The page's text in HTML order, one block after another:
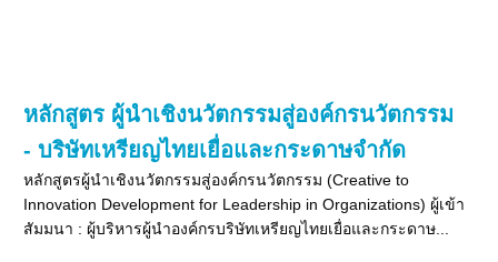
หลักสูตร ผู้นำเชิงนวัตกรรมสู่องค์กรนวัตกรรม
- บริษัทเหรียญไทยเยื่อและกระดาษจำกัด
หลักสูตรผู้นำเชิงนวัตกรรมสู่องค์กรนวัตกรรม (Creative to
Innovation Development for Leadership in Organizations) ผู้เข้า
สัมมนา : ผู้บริหารผู้นำองค์กรบริษัทเหรียญไทยเยื่อและกระดาษ...